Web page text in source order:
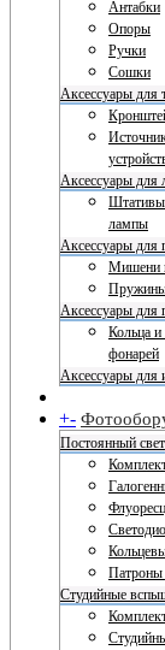
Антабки
Опоры
Ручки
Сошки
Аксессуары для
Аксессуары для
Штативы
лампы
Аксессуары для
Мишени
Аксессуары для
Кольца и
фонарей
Аксессуары для
+-
Постоянный свет
Патроны
Студийные